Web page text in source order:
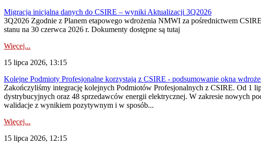
Migracja inicjalna danych do CSIRE – wyniki Aktualizacji 3Q2026
3Q2026 Zgodnie z Planem etapowego wdrożenia NMWI za pośrednictwem
stanu na 30 czerwca 2026 r. Dokumenty dostępne są tutaj
Więcej...
15 lipca 2026, 13:15
Kolejne Podmioty Profesjonalne korzystają z CSIRE - podsumowanie okna
Zakończyliśmy integrację kolejnych Podmiotów Profesjonalnych z CSIRE. Od 1
dystrybucyjnych oraz 48 sprzedawców energii elektrycznej. W zakresie nowych
walidacje z wynikiem pozytywnym i w sposób...
Więcej...
15 lipca 2026, 12:15